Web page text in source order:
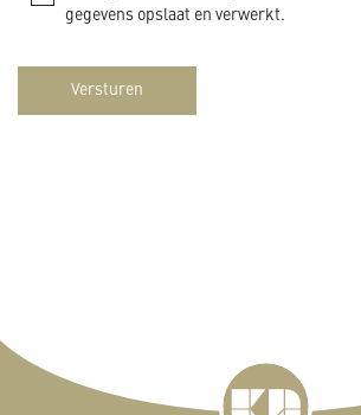
gegevens opslaat en verwerkt.
Versturen